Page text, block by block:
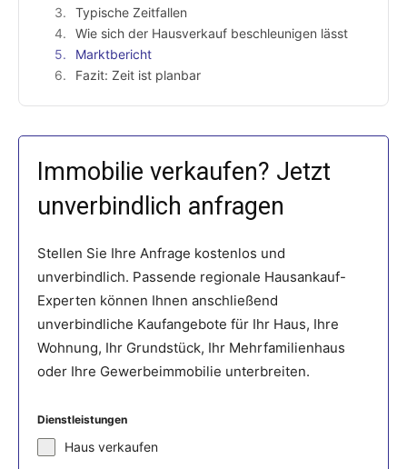
Typische Zeitfallen
Wie sich der Hausverkauf beschleunigen lässt
Marktbericht
Fazit: Zeit ist planbar
Immobilie verkaufen? Jetzt
unverbindlich anfragen
Stellen Sie Ihre Anfrage kostenlos und
unverbindlich. Passende regionale Hausankauf-
Experten können Ihnen anschließend
unverbindliche Kaufangebote für Ihr Haus, Ihre
Wohnung, Ihr Grundstück, Ihr Mehrfamilienhaus
oder Ihre Gewerbeimmobilie unterbreiten.
Dienstleistungen
Haus verkaufen